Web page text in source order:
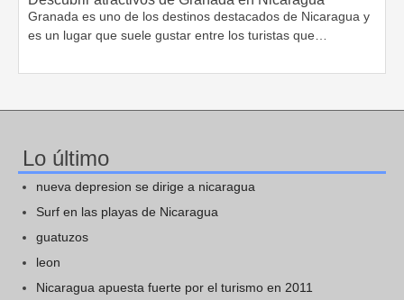
Granada es uno de los destinos destacados de Nicaragua y
es un lugar que suele gustar entre los turistas que…
Lo último
nueva depresion se dirige a nicaragua
Surf en las playas de Nicaragua
guatuzos
leon
Nicaragua apuesta fuerte por el turismo en 2011